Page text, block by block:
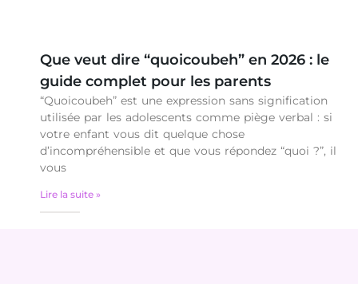
Que veut dire “quoicoubeh” en 2026 : le
guide complet pour les parents
“Quoicoubeh” est une expression sans signification
utilisée par les adolescents comme piège verbal : si
votre enfant vous dit quelque chose
d’incompréhensible et que vous répondez “quoi ?”, il
vous
Lire la suite »